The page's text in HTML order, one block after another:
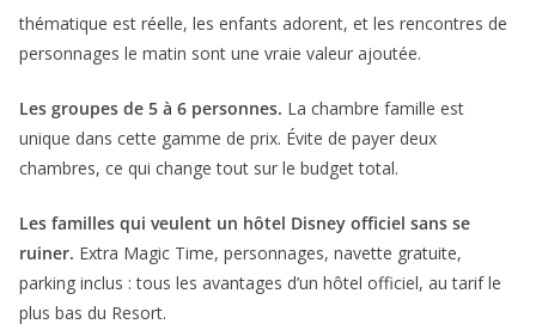
thématique est réelle, les enfants adorent, et les rencontres de
personnages le matin sont une vraie valeur ajoutée.
Les groupes de 5 à 6 personnes. La chambre famille est
unique dans cette gamme de prix. Évite de payer deux
chambres, ce qui change tout sur le budget total.
Les familles qui veulent un hôtel Disney officiel sans se
ruiner. Extra Magic Time, personnages, navette gratuite,
parking inclus : tous les avantages d’un hôtel officiel, au tarif le
plus bas du Resort.